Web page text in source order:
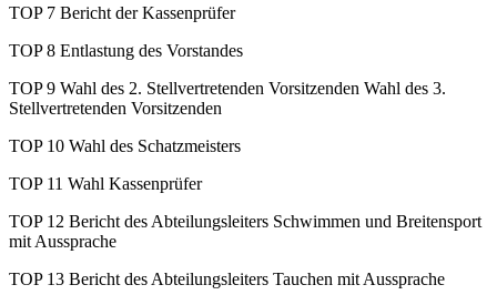
TOP 7 Bericht der Kassenprüfer
TOP 8 Entlastung des Vorstandes
TOP 9 Wahl des 2. Stellvertretenden Vorsitzenden Wahl des 3.
Stellvertretenden Vorsitzenden
TOP 10 Wahl des Schatzmeisters
TOP 11 Wahl Kassenprüfer
TOP 12 Bericht des Abteilungsleiters Schwimmen und Breitensport
mit Aussprache
TOP 13 Bericht des Abteilungsleiters Tauchen mit Aussprache